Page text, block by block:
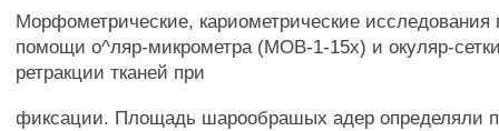
Moрфометрические, кариометрические
помощи о^ляр-микрометра (МОВ-1-15х) и окуляр-
ретракции тканей при
фиксации. Площадь шарообрашых адер определяли